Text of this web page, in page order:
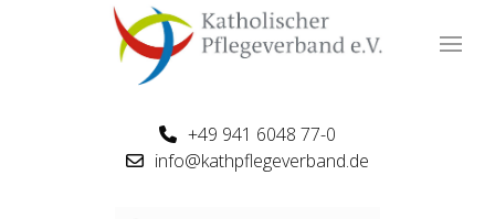
+49 941 6048 77-0
info@kathpflegeverband.de